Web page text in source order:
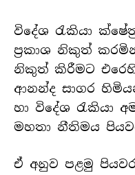
විදේශ රැකියා
ප්‍රකාශ නිකුත්
නිකුත් කිරීමට
ආනන්ද සාගර
හා විදේශ රැකියා
මහතා නීතිමය
ඒ අනුව පළමු